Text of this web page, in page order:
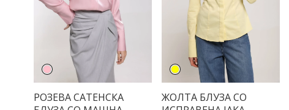
РОЗЕВА САТЕНСКА
ЖОЛТА БЛУЗА СО